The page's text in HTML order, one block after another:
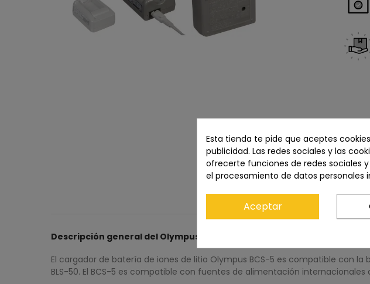
Descripción general del Olympus BCS-5
El cargador de batería de iones de litio Olympus BCS-5 es compatible con
BLS-50. El BCS-5 es compatible con fuentes de alimentación
Esta tienda te pide que aceptes
publicidad. Las redes sociales y las
ofrecerte funciones de redes sociales
el procesamiento de datos personales
Aceptar